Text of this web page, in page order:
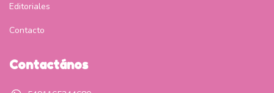
Editoriales
Contacto
Contactános